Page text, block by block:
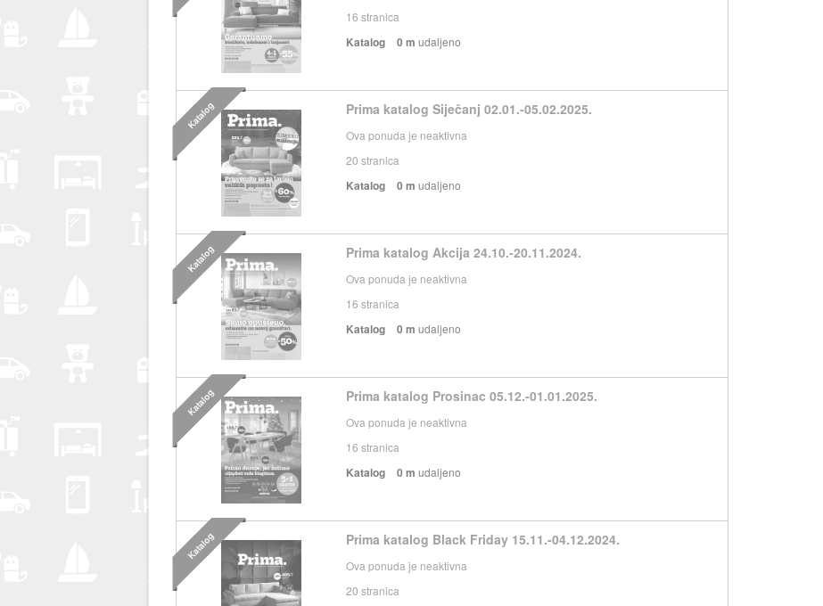
16 stranica
Katalog 0 m udaljeno
Prima katalog Siječanj 02.01.-05.02.2025.
Ova ponuda je neaktivna
20 stranica
Katalog 0 m udaljeno
Katalog
Prima katalog Akcija 24.10.-20.11.2024.
Ova ponuda je neaktivna
16 stranica
Katalog 0 m udaljeno
Katalog
Prima katalog Prosinac 05.12.-01.01.2025.
Ova ponuda je neaktivna
16 stranica
Katalog 0 m udaljeno
Katalog
Prima katalog Black Friday 15.11.-04.12.2024.
Ova ponuda je neaktivna
20 stranica
Katalog